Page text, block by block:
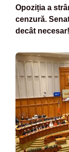
Opoziția a
cenzură.
decât